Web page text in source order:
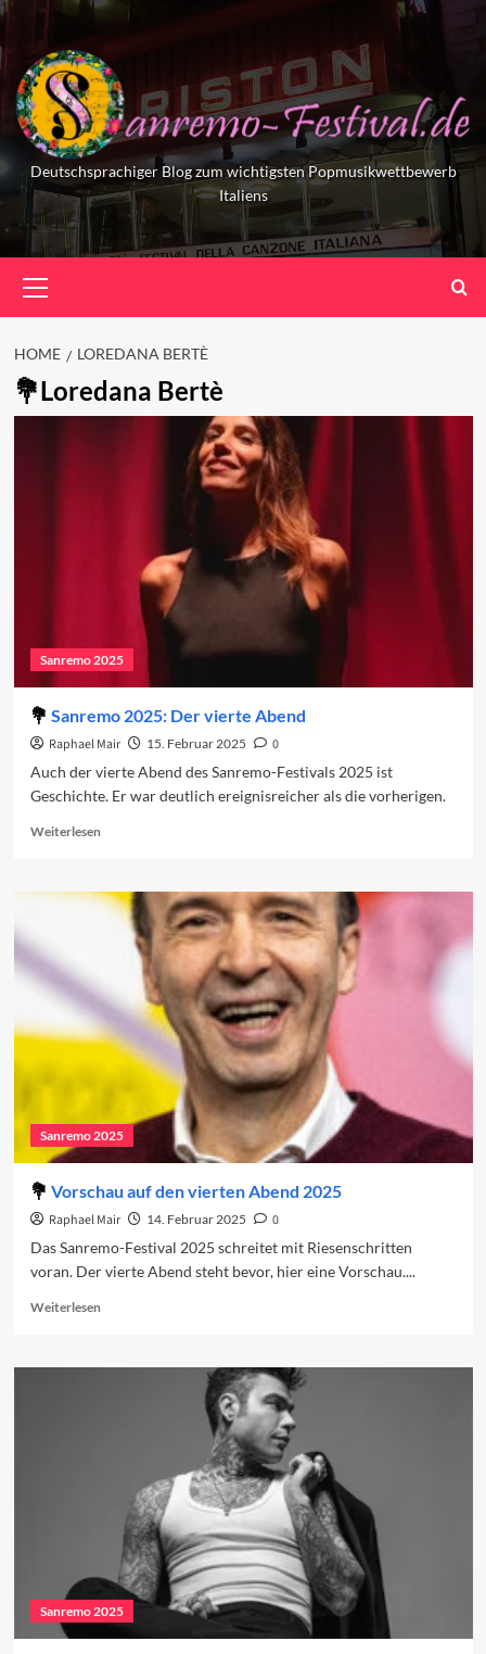
Skip
to
content
Deutschsprachiger Blog zum wichtigsten Popmusikwettbewerb
Italiens
Menu
HOME LOREDANA BERTÈ
Loredana Bertè
Sanremo 2025
Sanremo 2025: Der vierte Abend
Raphael Mair 15. Februar 2025
0
Auch der vierte Abend des Sanremo-Festivals 2025 ist
Geschichte. Er war deutlich ereignisreicher als die vorherigen.
WeiterlesenRead
Sanremo
2025:
Sanremo 2025
Vorschau auf den vierten Abend 2025
Raphael Mair 14. Februar 2025
0
Das Sanremo-Festival 2025 schreitet mit Riesenschritten
voran. Der vierte Abend steht bevor, hier eine Vorschau....
WeiterlesenRead
Vorschau
Sanremo 2025